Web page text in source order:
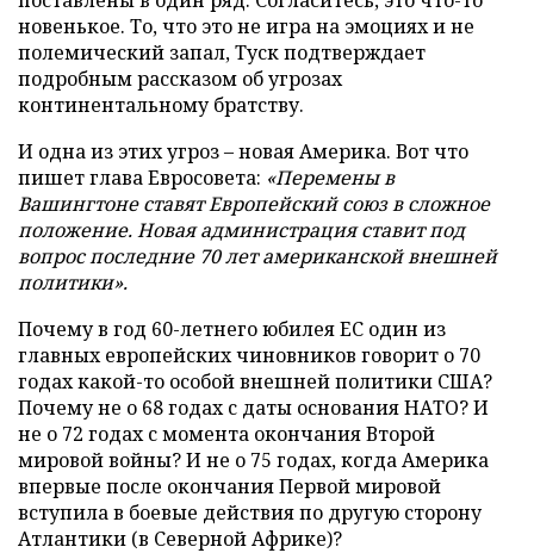
новенькое. То, что это не игра на эмоциях и не
полемический запал, Туск подтверждает
подробным рассказом об угрозах
континентальному братству.
И одна из этих угроз – новая Америка. Вот что
пишет глава Евросовета: «Перемены в
Вашингтоне ставят Европейский союз в сложное
положение. Новая администрация ставит под
вопрос последние 70 лет американской внешней
политики».
Почему в год 60-летнего юбилея ЕС один из
главных европейских чиновников говорит о 70
годах какой-то особой внешней политики США?
Почему не о 68 годах с даты основания НАТО? И
не о 72 годах с момента окончания Второй
мировой войны? И не о 75 годах, когда Америка
впервые после окончания Первой мировой
вступила в боевые действия по другую сторону
Атлантики (в Северной Африке)?